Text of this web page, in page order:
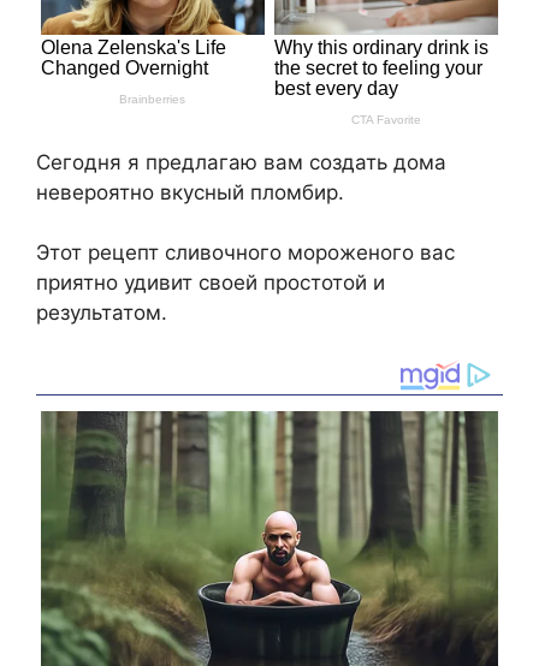
Сегодня я предлагаю вам создать дома
невероятно вкусный пломбир.
Этот рецепт сливочного мороженого вас
приятно удивит своей простотой и
результатом.